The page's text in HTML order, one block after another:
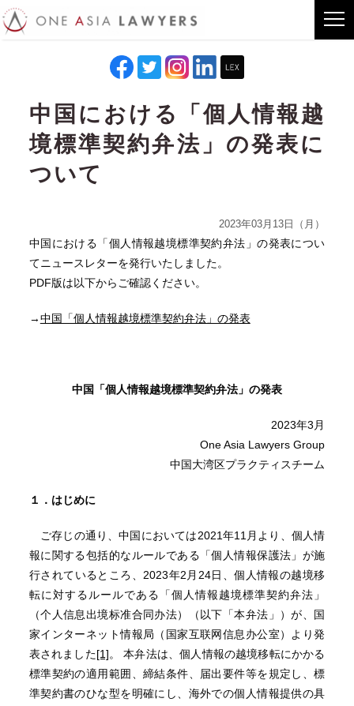
中国における「個人情報越
境標準契約弁法」の発表に
ついて
2023年03月13日（月）
中国における「個人情報越境標準契約弁法」の発表につい
てニュースレターを発行いたしました。
PDF版は以下からご確認ください。
→中国「個人情報越境標準契約弁法」の発表
中国「個人情報越境標準契約弁法」の発表
2023年3月
One Asia Lawyers Group
中国大湾区プラクティスチーム
１．はじめに
ご存じの通り、中国においては2021年11月より、個人情
報に関する包括的なルールである「個人情報保護法」が施
行されているところ、2023年2月24日、個人情報の越境移
転に対するルールである「個人情報越境標準契約弁法」
（个人信息出境标准合同办法）（以下「本弁法」）が、国
家インターネット情報局（国家互联网信息办公室）より発
表されました[1]。 本弁法は、個人情報の越境移転にかかる
標準契約の適用範囲、締結条件、届出要件等を規定し、標
準契約書のひな型を明確にし、海外での個人情報提供の具